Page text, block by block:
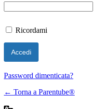
Ricordami
Password dimenticata?
← Torna a Parentube®